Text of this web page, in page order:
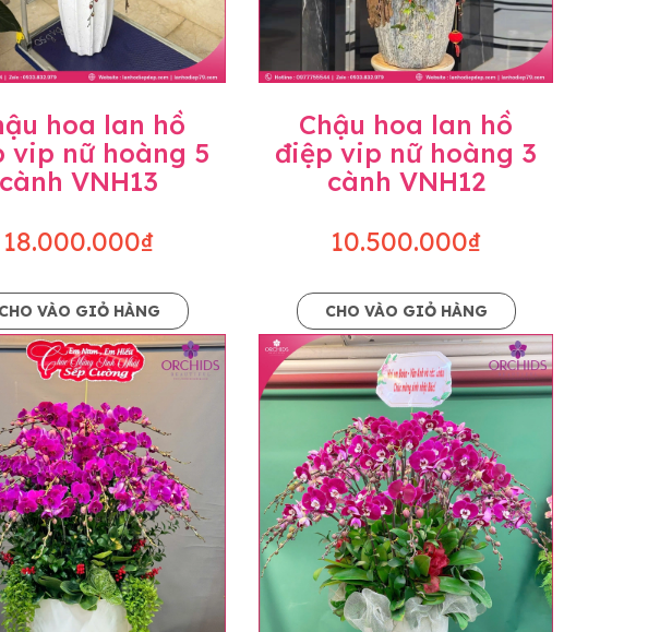
cây hoa và tạo dáng hoàn toàn thủ công nên có thể sẽ
mùa và điều kiện khách quan, tùy vào thời điểm hoa nở
mẫu đã chọn với mức độ giống mẫu khoảng 80-90%,
chủ động liên lạc với khách hàng để thông báo và tư vấn
đủ thời gian hoặc không liên lạc được với người
hoa lan hồ
vip nữ hoàng 5
cành VNH13
18.000.000₫
CHO VÀO GIỎ HÀNG
Chậu hoa lan hồ
điệp vip nữ hoàng 3
cành VNH12
10.500.000₫
CHO VÀO GIỎ HÀNG